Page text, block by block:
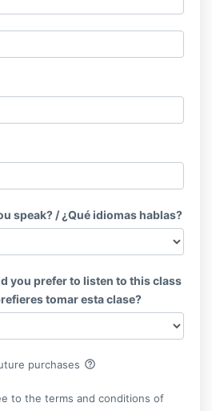
speak? / ¿Qué idiomas hablas?
you prefer to listen to this class
tomar esta clase?
purchases help_outline
to the terms and conditions of